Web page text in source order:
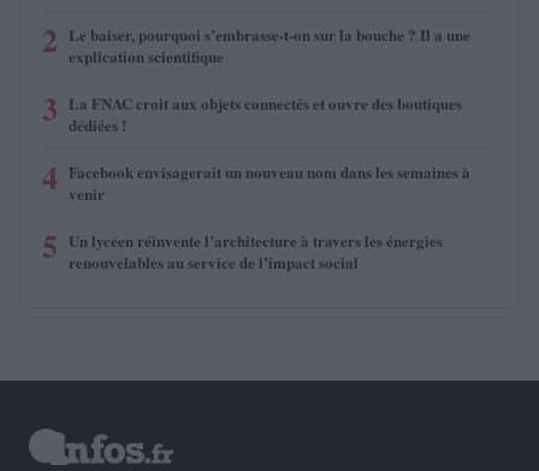
2 Le baiser, pourquoi s’embrasse-t-on sur la bouche ? Il a une
explication scientifique
3 La FNAC croit aux objets connectés et ouvre des boutiques
dédiées !
4 Facebook envisagerait un nouveau nom dans les semaines à
venir
5 Un lycéen réinvente l’architecture à travers les énergies
renouvelables au service de l’impact social